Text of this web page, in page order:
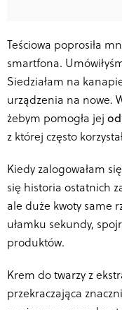
Teściowa poprosiła
smartfona.
Siedziałam na
urządzenia na nowe.
żebym pomogła jej
z której często
Kiedy zalogowałam
się historia ostatnich
ale duże kwoty same
ułamku sekundy,
produktów.
Krem do twarzy z
przekraczająca